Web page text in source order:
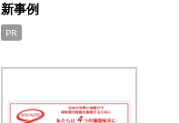
新事例
PR